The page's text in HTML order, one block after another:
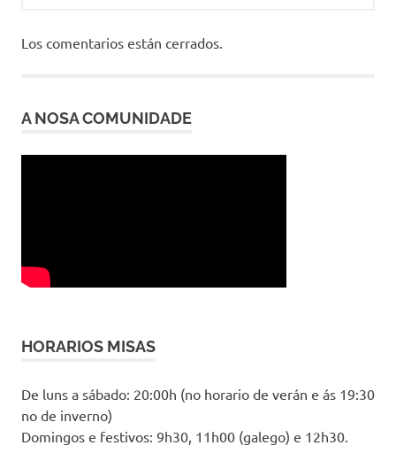
Los comentarios están cerrados.
A NOSA COMUNIDADE
HORARIOS MISAS
De luns a sábado: 20:00h (no horario de verán e ás 19:30
no de inverno)
Domingos e festivos: 9h30, 11h00 (galego) e 12h30.